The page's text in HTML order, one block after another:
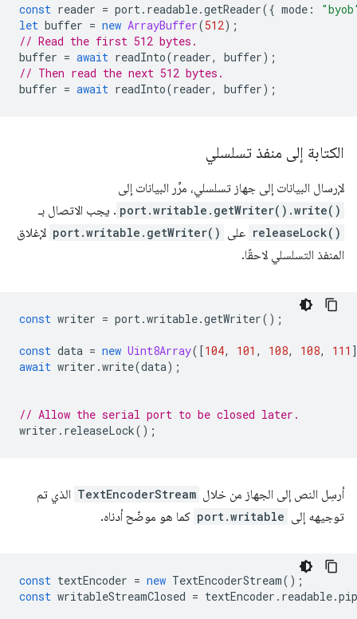
const reader = port. readable.getReader({ mode :
let buffer = new ArrayBuffer(512);
// Read the first 512 bytes.
buffer = await readInto(reader, buffer);
// Then read the next 512 bytes.
buffer = await readInto(reader, buffer);
الكتابة إلى منفذ تسلسلي
لإرسال البيانات إلى جهاز تسلسلي، مرِّر البيانات إلى
port.writable.getWriter().write() . يجب الاتصال بـ
releaseLock() على port.writable.getWriter() لإغلاق
المنفذ التسلسلي لاحقًا.
const writer = port.writable.getWriter();
const data = new Uint8Array([104, 101 , 108, 108, 111
await writer .write(data);
// Allow the serial port to be closed later.
writer . releaseLock();
أرسِل النص إلى الجهاز من خلال TextEncoderStream الذي تم
توجيهه إلى port.writable كما هو موضّح أدناه.
const textEncoder = new TextEncoderStream();
const writableStreamClosed = textEncoder . readable.